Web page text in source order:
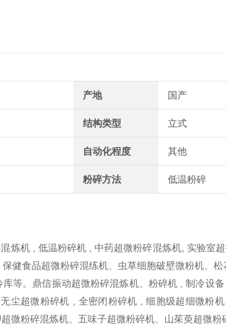
产地 国产
结构类型 立式
自动化程度 其他
粉碎方法 低温粉碎
炼机 , 低温粉碎机 , 中药超微粉碎混炼机, 实验室
健食品超微粉碎混练机、虫草细胞破壁微粉机、
等。鼎信振动超微粉碎混炼机、粉碎机 , 制冷设
尘超微粉碎机 , 全密闭粉碎机 , 细胞级超细微粉
微粉碎混炼机、五味子超微粉碎机、山茱萸超微粉